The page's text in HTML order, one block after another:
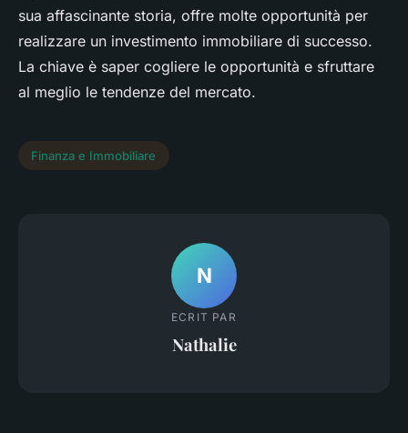
sua affascinante storia, offre molte opportunità per
realizzare un investimento immobiliare di successo.
La chiave è saper cogliere le opportunità e sfruttare
al meglio le tendenze del mercato.
Finanza e Immobiliare
N
ECRIT PAR
Nathalie